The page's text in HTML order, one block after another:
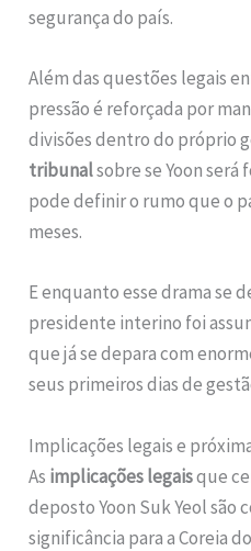
segurança do país.
Além das questões legais
pressão é reforçada por
divisões dentro do próprio
tribunalsobre se Yoon
pode definir o rumo que o
meses.
E enquanto esse drama se
presidente interino foi
que já se depara com
seus primeiros dias de
Implicações legais e
As implicações legaisque
deposto Yoon Suk Yeol são
significância para a Coreia